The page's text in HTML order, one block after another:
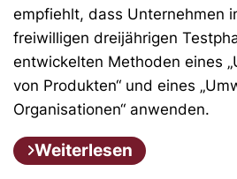
empfiehlt, dass Unternehmen
freiwilligen dreijährigen
entwickelten Methoden eines
von Produkten“ und eines
Organisationen“ anwenden.
Weiterlesen